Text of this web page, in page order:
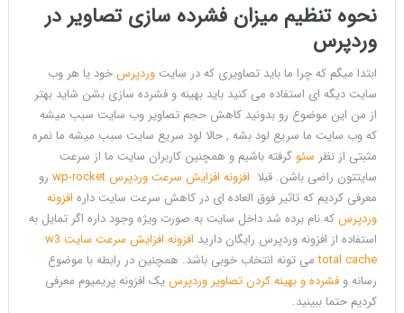
وردپرسReviewed
بیگ
تم
on
Oct
12Rating:
5.0
نحوه تنظیم میزان فشرده سازی تصاویر در
وردپرس
ابتدا میگم که چرا ما باید تصاویری که در سایت وردپرسخود یا هر وب
سایت دیگه ای استفاده می کنید باید بهینه و فشرده سازی بشن شاید بهتر
از من این موضوع رو بدونید کاهش حجم تصاویر وب سایت سبب میشه
که وب سایت ما سریع لود بشه , حالا لود سریع سایت سبب میشه ما نمره
مثبتی از نظر سئوگرفته باشیم و همچنین کاربران سایت ما از سرعت
سایتتون راضی باشن. قبلا افزونه افزایش سرعت وردپرس wp-rocket
رو
معرفی کردیم که تاثیر فوق العاده ای در کاهش سرعت سایت داره افزونه
وردپرسکه نام برده شد داخل سایت به صورت ویژه وجود داره اگر تمایل به
استفاده از افزونه وردپرس رایگان دارید
افزونه افزایش سرعت سایت w3
total cacheمی تونه انتخاب خوبی باشد. همچنین در رابطه با موضوع
رسانه و فشرده و بهینه کردن تصاویر وردپرسیک افزونه پریمیوم معرفی
کردیم حتما ببینید.